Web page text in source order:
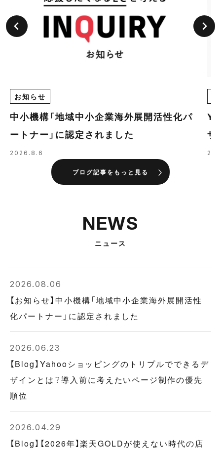
お知らせ
中小機構「地域中小企業海外展開活性化パ
ートナー」に認定されました
2026.8.6
ザ
の
ブログ記事をもっと見る
NEWS
ニュース
2026.08.06
【お知らせ】中小機構「地域中小企業海外展開活性
化パートナー」に認定されました
2026.06.23
【Blog】Yahooショッピングのトリプルでできるデ
ザインとは？導入前に考えたいページ制作の優先
順位
2026.04.29
【Blog】【2026年】楽天GOLDが使えない時代の店